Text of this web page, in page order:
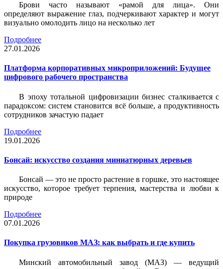
Брови часто называют «рамой для лица». Они
определяют выражение глаз, подчеркивают характер и могут
визуально омолодить лицо на несколько лет
Подробнее
27.01.2026
Платформа корпоративных микроприложений: Будущее
цифрового рабочего пространства
В эпоху тотальной цифровизации бизнес сталкивается с
парадоксом: систем становится всё больше, а продуктивность
сотрудников зачастую падает
Подробнее
19.01.2026
Бонсай: искусство создания миниатюрных деревьев
Бонсай — это не просто растение в горшке, это настоящее
искусство, которое требует терпения, мастерства и любви к
природе
Подробнее
07.01.2026
Покупка грузовиков МАЗ: как выбрать и где купить
Минский автомобильный завод (МАЗ) — ведущий